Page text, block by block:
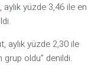
yüzde 3,46 ile en
aylık yüzde 2,30 ile
oldu” denildi.